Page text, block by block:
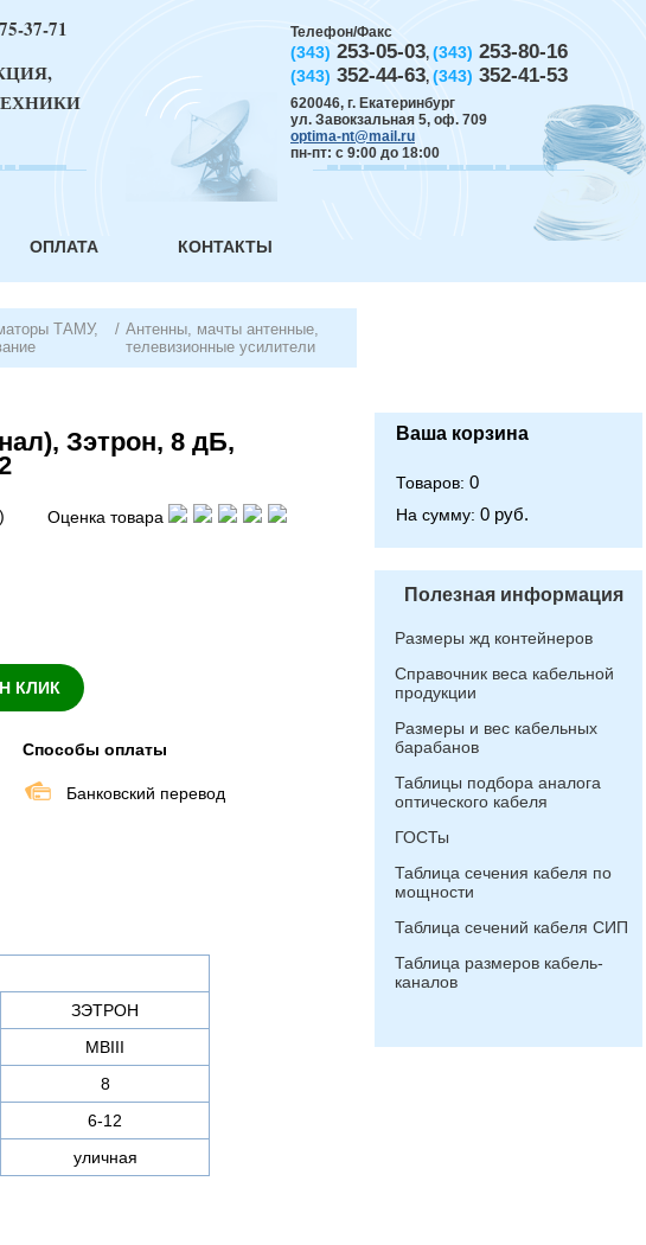
Телефон/Факс
(343) 253-05-03, (343) 253-80-16
(343) 352-44-63, (343) 352-41-53
620046, г. Екатеринбург
ул. Завокзальная 5, оф. 709
optima-nt@mail.ru
пн-пт: с 9:00 до 18:00
37-71
ОПЛАТА КОНТАКТЫ
ТАМУ,
/ Антенны, мачты антенные,
телевизионные усилители
Зэтрон, 8 дБ,
Оценка товара
КЛИК
Способы оплаты
Банковский перевод
ЗЭТРОН
МВIII
8
6-12
уличная
Ваша корзина
Товаров: 0
На сумму: 0 руб.
Полезная информация
Размеры жд контейнеров
Справочник веса кабельной
продукции
Размеры и вес кабельных
барабанов
Таблицы подбора аналога
оптического кабеля
ГОСТы
Таблица сечения кабеля по
мощности
Таблица сечений кабеля СИП
Таблица размеров кабель-
каналов